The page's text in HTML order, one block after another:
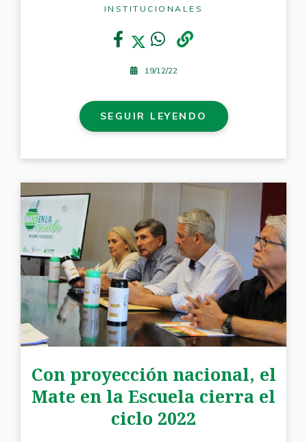
INSTITUCIONALES
19/12/22
SEGUIR LEYENDO
Con proyección nacional, el
Mate en la Escuela cierra el
ciclo 2022